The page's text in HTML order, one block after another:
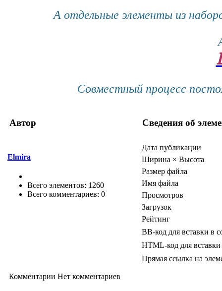
А отдельные элементы из
Совместный процесс
Автор Сведения об
Elmira
Всего элементов: 1260
Всего комментариев: 0
Дата публикации
Ширина × Высота
Размер файла
Имя файла
Просмотров
Загрузок
Рейтинг
BB-код для вставки в
HTML-код для
Прямая ссылка на
Комментарии Нет комментариев